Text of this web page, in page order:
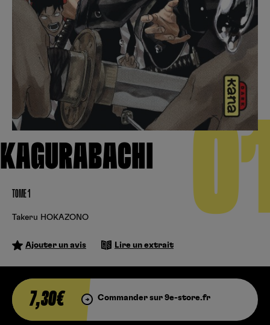
KAGURABACHI
TOME 1
Takeru HOKAZONO
Ajouter un avis Lire un extrait
7,30€ Commander sur 9e-store.fr
Se connecter S’inscrire
Hunter x Hunter
Fire Force
Black Butler